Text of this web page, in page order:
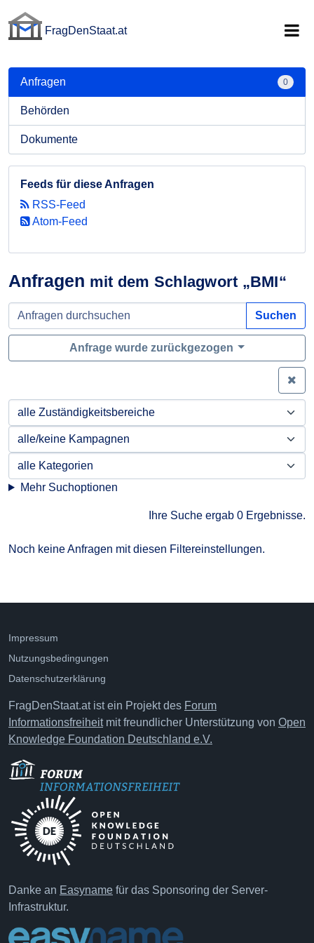
FragDenStaat.at
Anfragen mit dem Schlagwort „BMI“
Suchen
Anfrage wurde zurückgezogen
Mehr Suchoptionen
Ihre Suche ergab 0 Ergebnisse.
Noch keine Anfragen mit diesen Filtereinstellungen.
Anfragen 0
Behörden
Dokumente
Feeds für diese Anfragen
RSS-Feed
Atom-Feed
Impressum
Nutzungsbedingungen
Datenschutzerklärung
FragDenStaat.at ist ein Projekt des Forum
Informationsfreiheitmit freundlicher Unterstützung von Open
Knowledge Foundation Deutschland e.V.
Danke an Easyname für das Sponsoring der Server-
Infrastruktur.